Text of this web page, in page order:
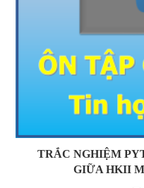
TRẮC NGHIỆM
GIỮA HKII